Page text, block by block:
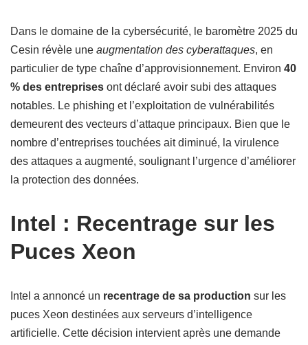
Dans le domaine de la cybersécurité, le baromètre 2025 du
Cesin révèle une augmentation des cyberattaques, en
particulier de type chaîne d’approvisionnement. Environ 40
% des entreprises ont déclaré avoir subi des attaques
notables. Le phishing et l’exploitation de vulnérabilités
demeurent des vecteurs d’attaque principaux. Bien que le
nombre d’entreprises touchées ait diminué, la virulence
des attaques a augmenté, soulignant l’urgence d’améliorer
la protection des données.
Intel : Recentrage sur les
Puces Xeon
Intel a annoncé un recentrage de sa production sur les
puces Xeon destinées aux serveurs d’intelligence
artificielle. Cette décision intervient après une demande